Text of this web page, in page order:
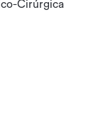
Cirúrgica